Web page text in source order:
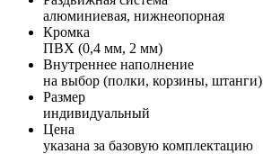
алюминиевая, нижнеопорная
Кромка
ПВХ (0,4 мм, 2 мм)
Внутреннее наполнение
на выбор (полки, корзины, штанги)
Размер
индивидуальный
Цена
указана за базовую комплектацию